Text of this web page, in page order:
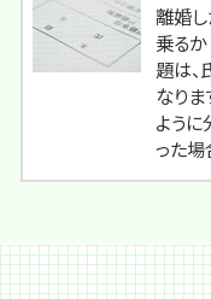
離婚し
乗るか
題は
なりま
よう
った